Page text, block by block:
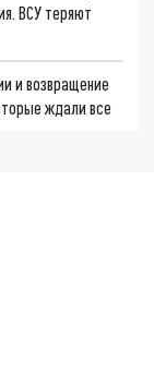
ВСУ теряют
и возвращение
ждали все